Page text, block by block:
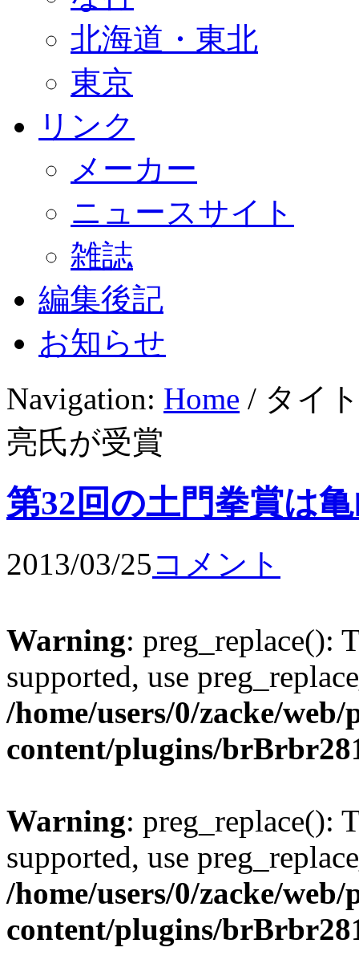
北海道・東北
東京
リンク
メーカー
ニュースサイト
雑誌
編集後記
お知らせ
Navigation: Home / タイ
亮氏が受賞
第32回の土門拳賞は
2013/03/25コメント
Warning: preg_replace():
supported, use
/home/users/0/zacke/
content/plugins/
Warning: preg_replace():
supported, use
/home/users/0/zacke/
content/plugins/